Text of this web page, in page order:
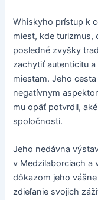
Whiskyho prístup k
miest, kde turizmus,
posledné zvyšky
zachytiť autenticitu
miestam. Jeho
negatívnym
mu opäť potvrdil,
spoločnosti.
Jeho nedávna
v Medzilaborciach a
dôkazom jeho
zdieľanie svojich